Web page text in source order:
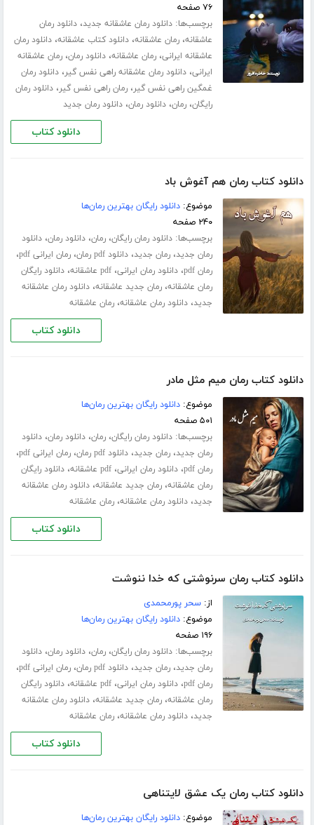
۷۶ صفحه
برچسب‌ها:دانلود رمان عاشقانه جدید،دانلود رمان
عاشقانه،رمان عاشقانه،دانلود کتاب عاشقانه،دانلود رمان
عاشقانه ایرانی،رمان عاشقانه،دانلود رمان،رمان عاشقانه
ایرانی،دانلود رمان عاشقانه راهی نفس گیر،دانلود رمان
غمگین راهی نفس گیر،رمان راهی نفس گیر،دانلود رمان
رایگان،رمان،دانلود رمان،دانلود رمان جدید
دانلود کتاب
دانلود کتاب رمان هم آغوش باد
موضوع:دانلود رایگان بهترین رمان‌ها
۲۴۰ صفحه
برچسب‌ها:دانلود رمان رایگان،رمان،دانلود رمان،دانلود
رمان جدید،رمان جدید،دانلود pdf رمان ،رمان ایرانی pdf ،
رمان pdf ،دانلود رمان ایرانی،pdf عاشقانه ،دانلود رایگان
رمان عاشقانه،رمان جدید عاشقانه،دانلود رمان عاشقانه
جدید،دانلود رمان عاشقانه،رمان عاشقانه
دانلود کتاب
دانلود کتاب رمان میم مثل مادر
موضوع:دانلود رایگان بهترین رمان‌ها
۵۰۱ صفحه
برچسب‌ها:دانلود رمان رایگان،رمان،دانلود رمان،دانلود
رمان جدید،رمان جدید،دانلود pdf رمان ،رمان ایرانی pdf ،
رمان pdf ،دانلود رمان ایرانی،pdf عاشقانه ،دانلود رایگان
رمان عاشقانه،رمان جدید عاشقانه،دانلود رمان عاشقانه
جدید،دانلود رمان عاشقانه،رمان عاشقانه
دانلود کتاب
دانلود کتاب رمان سرنوشتی که خدا ننوشت
از:سحر پورمحمدی
موضوع:دانلود رایگان بهترین رمان‌ها
۱۹۶ صفحه
برچسب‌ها:دانلود رمان رایگان،رمان،دانلود رمان،دانلود
رمان جدید،رمان جدید،دانلود pdf رمان ،رمان ایرانی pdf ،
رمان pdf ،دانلود رمان ایرانی،pdf عاشقانه ،دانلود رایگان
رمان عاشقانه،رمان جدید عاشقانه،دانلود رمان عاشقانه
جدید،دانلود رمان عاشقانه،رمان عاشقانه
دانلود کتاب
دانلود کتاب رمان یک عشق لایتناهی
موضوع:دانلود رایگان بهترین رمان‌ها